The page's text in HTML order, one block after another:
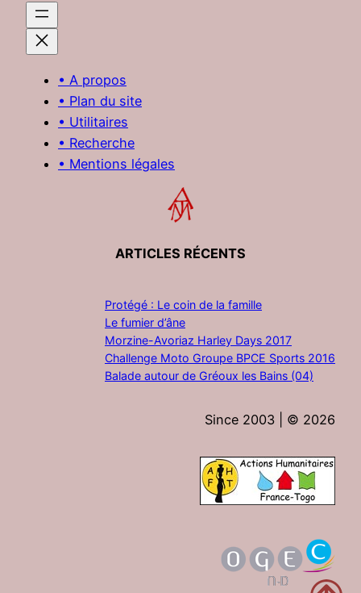
• A propos
• Plan du site
• Utilitaires
• Recherche
• Mentions légales
ARTICLES RÉCENTS
Protégé : Le coin de la famille
Le fumier d’âne
Morzine-Avoriaz Harley Days 2017
Challenge Moto Groupe BPCE Sports 2016
Balade autour de Gréoux les Bains (04)
Since 2003 | © 2026